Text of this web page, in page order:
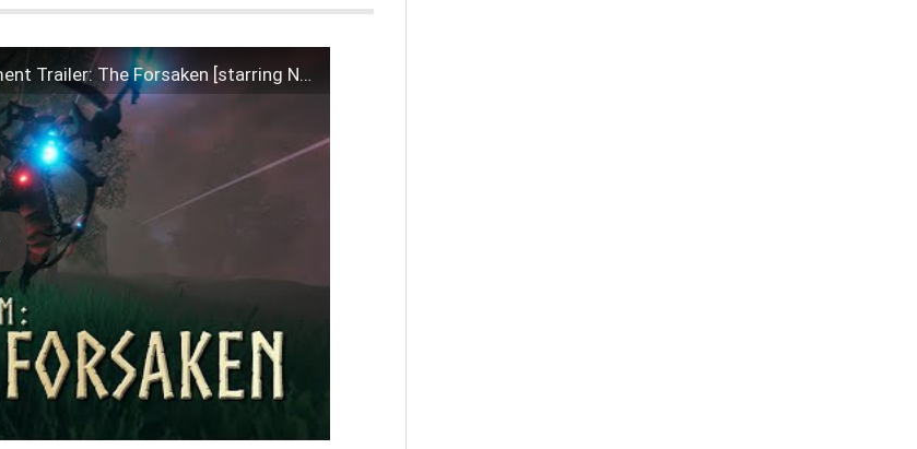
Valheim – Valheim PlayStation Announcement Trailer: The Forsaken [starring Neil Newbon] | PS5 Games